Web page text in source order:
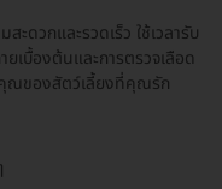
สะดวกและรวดเร็ว ใช้เวลารับ
เบื้องต้นและการตรวจเลือด
คุณของสัตว์เลี้ยงที่คุณรัก